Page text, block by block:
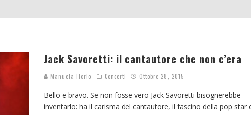
Jack Savoretti: il cantautore che non c’era
Manuela Florio Concerti Ottobre 28, 2015
Bello e bravo. Se non fosse vero Jack Savoretti bisognerebbe
inventarlo: ha il carisma del cantautore, il fascino della pop star